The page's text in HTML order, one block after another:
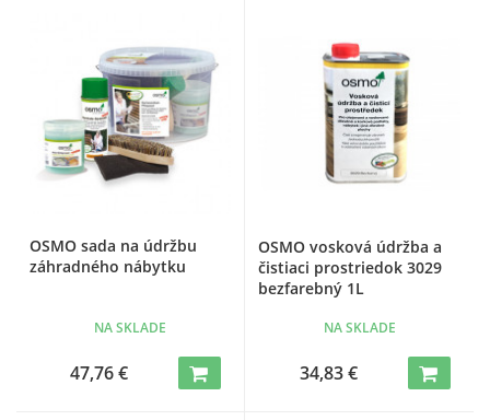
OSMO sada na údržbu
záhradného nábytku
NA SKLADE
47,76 €
OSMO vosková údržba a
čistiaci prostriedok 3029
bezfarebný 1L
NA SKLADE
34,83 €